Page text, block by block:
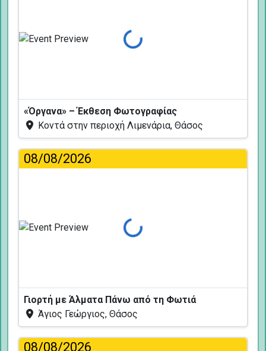
Φόρτωση...
«Όργανα» – Έκθεση Φωτογραφίας
Κοντά στην περιοχή Λιμενάρια, Θάσος
08/08/2026
Φόρτωση...
Γιορτή με Άλματα Πάνω από τη Φωτιά
Άγιος Γεώργιος, Θάσος
08/08/2026